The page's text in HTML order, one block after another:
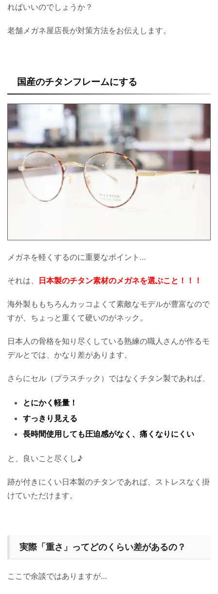
ればいいのでしょうか？
老舗メガネ屋店長が対策方法をお伝えします。
国産のチタンフレームにする
メガネを軽くするのに重要なポイント…
それは、 日本製のチタン素材のメガネを選ぶこと！！！
海外製ももちろんカッコよくて素敵なモデルが豊富なので
すが、ちょっと重くて硬いのがネック。
日本人の骨格を知り尽くしている熟練の職人さんが作るモ
デルとでは、かなり差があります。
さらにセル（プラスチック）ではなくチタン製であれば、
とにかく軽量！
すっきり見える
長時間使用しても圧迫感がなく、痛くなりにくい
と、良いこと尽くし♪
跡が付きにくい日本製のチタンであれば、ストレスなく掛
けていただけます。
実際「重さ」ってどのくらい差があるの？
ここで余談ではありますが…